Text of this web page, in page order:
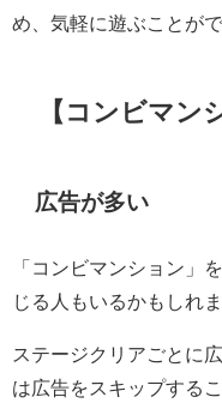
め、気軽に遊ぶことがで
【コンビマン
広告が多い
「コンビマンション」
じる人もいるかもしれま
ステージクリアごとに
は広告をスキップする